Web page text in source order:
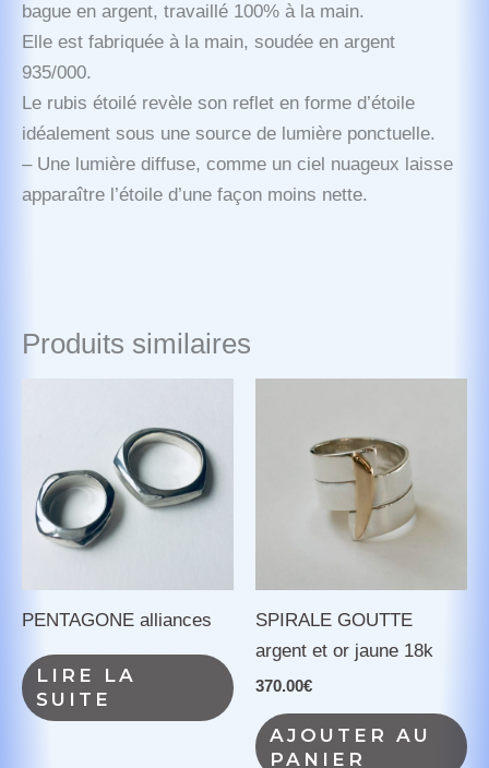
bague en argent, travaillé 100% à la main.
Elle est fabriquée à la main, soudée en argent
935/000.
Le rubis étoilé revèle son reflet en forme d’étoile
idéalement sous une source de lumière ponctuelle.
– Une lumière diffuse, comme un ciel nuageux laisse
apparaître l’étoile d’une façon moins nette.
Produits similaires
PENTAGONE alliances
LIRE LA
SUITE
SPIRALE GOUTTE
argent et or jaune 18k
370.00€
AJOUTER AU
PANIER